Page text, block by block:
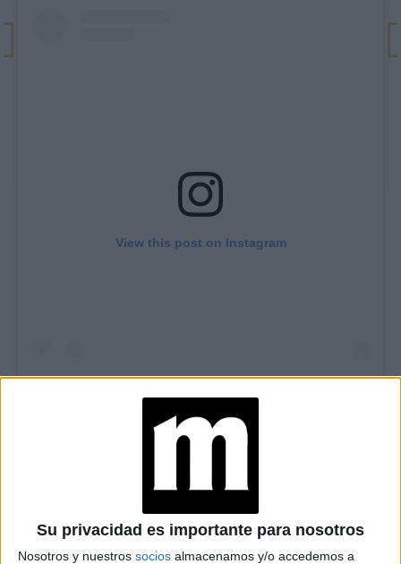
Su privacidad es importante para nosotros
Nosotros y nuestros socios almacenamos y/o accedemos a
View this post on Instagram
cuadros, han sido por décadas losfavoritos para el
a buscar en el guardarropas esas
atemporales